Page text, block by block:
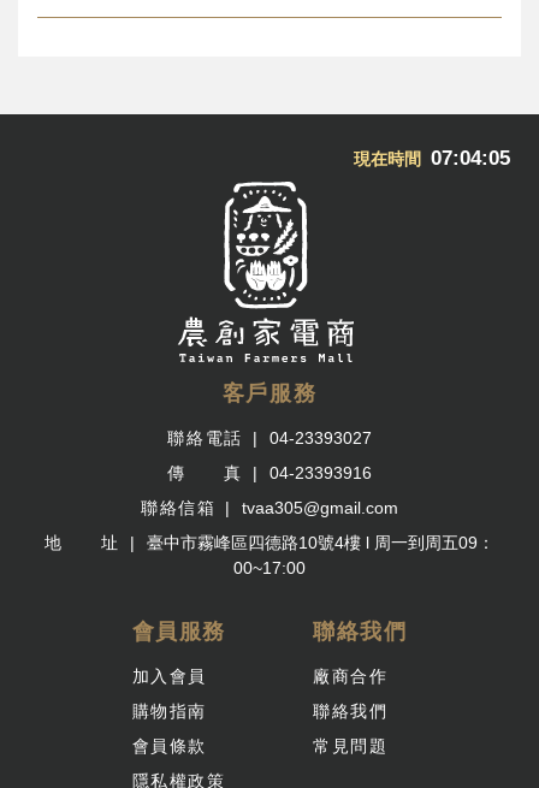
現在時間 07:04:05
客戶服務
聯絡電話
04-23393027
傳 真
04-23393916
聯絡信箱
tvaa305@gmail.com
地 址
臺中市霧峰區四德路10號4樓 l 周一到周五09：
00~17:00
會員服務
加入會員
購物指南
會員條款
隱私權政策
聯絡我們
廠商合作
聯絡我們
常見問題